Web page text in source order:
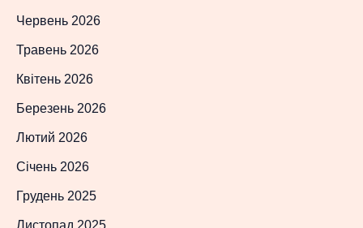
Червень 2026
Травень 2026
Квітень 2026
Березень 2026
Лютий 2026
Січень 2026
Грудень 2025
Листопад 2025